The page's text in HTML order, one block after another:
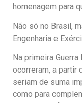
homenagem para
Não só no Brasil,
Engenharia e
Na primeira
ocorreram, a partir
seriam de suma
como para